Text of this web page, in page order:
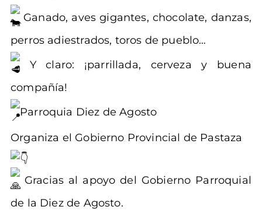
Ganado, aves gigantes, chocolate, danzas,
perros adiestrados, toros de pueblo…
Y claro: ¡parrillada, cerveza y buena
compañía!
Parroquia Diez de Agosto
Organiza el Gobierno Provincial de Pastaza
Gracias al apoyo del Gobierno Parroquial
de la Diez de Agosto.